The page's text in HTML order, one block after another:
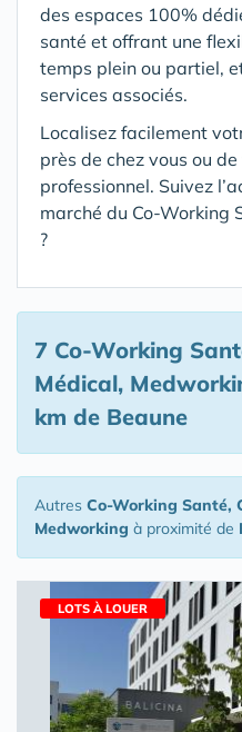
des espaces 100%
santé et offrant une
temps plein ou partiel,
services associés.
Localisez facilement
près de chez vous ou
professionnel. Suivez
marché du Co-Working
?
7 Co-Working
Médical,
km de Beaune
Autres Co-Working Santé,
Medworking à proximité de
LOTS À LOUER